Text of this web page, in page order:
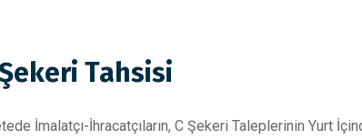
Tahsisi
İmalatçı-İhracatçıların, C Şekeri Taleplerinin Yurt